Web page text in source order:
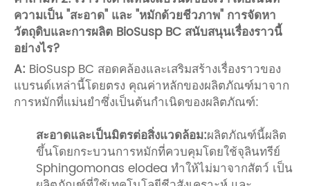
ความเป็น "สะอาด" และ "หมักด้วยชีวภาพ" การจัดหา
วัตถุดิบและการผลิต BioSusp BC สนับสนุนเรื่องราวนี้
อย่างไร?
A: BioSusp BC สอดคล้องและเสริมสร้างเรื่องราวของ
แบรนด์เหล่านี้โดยตรง คุณค่าหลักของผลิตภัณฑ์มาจาก
การหมักที่แม่นยำซึ่งเป็นต้นกำเนิดของผลิตภัณฑ์:
สะอาดและเป็นมิตรต่อสิ่งแวดล้อม:ผลิตภัณฑ์นี้ผลิต
ขึ้นโดยกระบวนการหมักที่ควบคุมโดยใช้จุลินทรีย์
Sphingomonas elodea ทำให้ไม่มาจากสัตว์ เป็น